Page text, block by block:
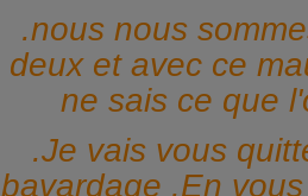
.nous nous
deux et avec ce
ne sais ce que
.Je vais vous
bavardage .En